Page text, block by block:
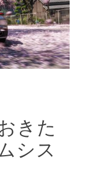
きた
シス